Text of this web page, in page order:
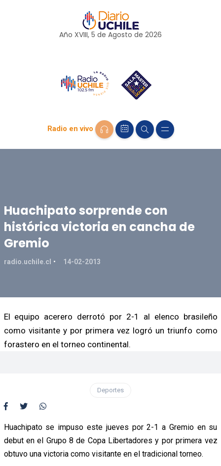
Año XVIII, 5 de Agosto de 2026
Radio en vivo
Huachipato sorprende con
histórica victoria en cancha de
Gremio
radio.uchile.cl 14-02-2013
El equipo acerero derrotó por 2-1 al elenco brasileño
como visitante y por primera vez logró un triunfo como
forastero en el torneo continental.
Deportes
Huachipato se impuso este jueves por 2-1 a Gremio en su
debut en el Grupo 8 de Copa Libertadores y por primera vez
obtuvo una victoria como visitante en el tradicional torneo.